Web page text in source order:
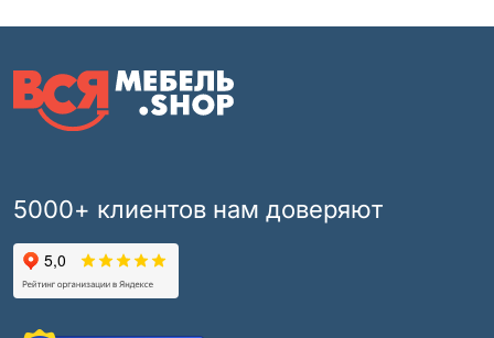
5000+ клиентов нам доверяют